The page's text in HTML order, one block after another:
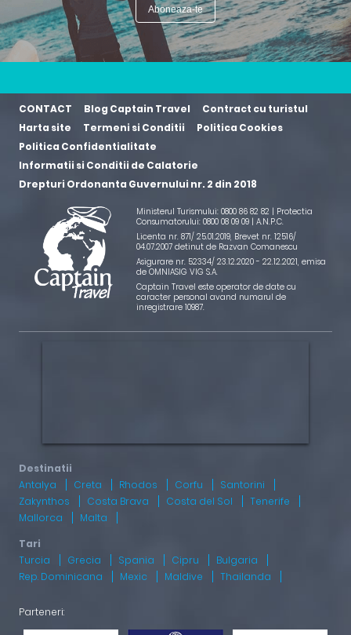
CONTACT Blog Captain Travel
Contract cu turistul
Harta site
Termeni si Conditii
Politica Cookies
Politica Confidentialitate
Informatii si Conditii de Calatorie
Drepturi Ordonanta Guvernului nr. 2 din 2018
Ministerul Turismului: 0800 86 82 82 | Protectia
Consumatorului: 0800 08 09 09 | A.N.P.C.
Licenta nr. 871/ 25.01.2019, Brevet nr. 12516/
04.07.2007 detinut de Razvan Comanescu
Asigurare nr. 52334/ 23.12.2020 - 22.12.2021, emisa
de OMNIASIG VIG S.A.
Captain Travel este operator de date cu
caracter personal avand numarul de
inregistrare 10987.
Antalya Creta Rhodos Corfu
Santorini
Zakynthos
Costa Brava Costa del Sol
Tenerife
Mallorca
Malta
Turcia Grecia Spania Cipru
Bulgaria
Rep. Dominicana
Mexic Maldive Thailanda